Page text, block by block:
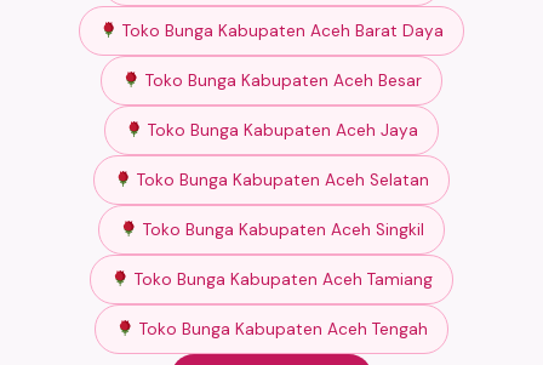
Toko Bunga Kabupaten Aceh Barat Daya
Toko Bunga Kabupaten Aceh Besar
Toko Bunga Kabupaten Aceh Jaya
Toko Bunga Kabupaten Aceh Selatan
Toko Bunga Kabupaten Aceh Singkil
Toko Bunga Kabupaten Aceh Tamiang
Toko Bunga Kabupaten Aceh Tengah